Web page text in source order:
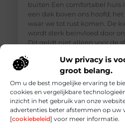
Uw privacy is
groot belang.
Om u de best mogelijke ervaring te
cookies en vergelijkbare
inzicht in het gebruik van onze
advertenties beter afstemmen op uw
[cookiebeleid] voor meer informatie.
buiten Een comfortabel huis
een dak boven ons hoofd;
waar we tot rust komen. De
wordt sterk beïnvloed door
Dit geldt niet alleen voor de
beschikking hebben,